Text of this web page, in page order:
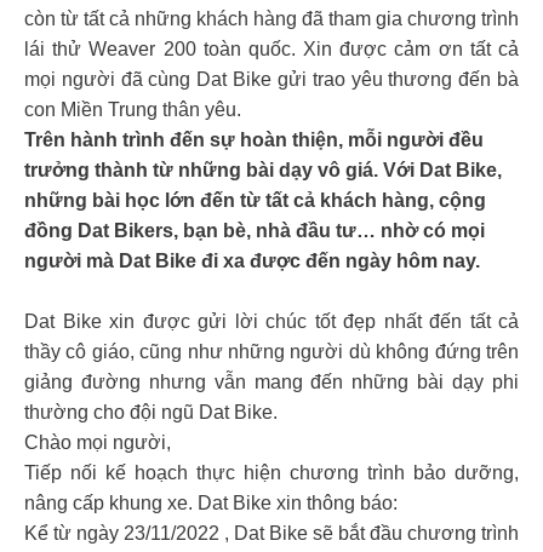
còn từ tất cả những khách hàng đã tham gia chương trình
lái thử Weaver 200 toàn quốc. Xin được cảm ơn tất cả
mọi người đã cùng Dat Bike gửi trao yêu thương đến bà
con Miền Trung thân yêu.
Trên hành trình đến sự hoàn thiện, mỗi người đều
trưởng thành từ những bài dạy vô giá. Với Dat Bike,
những bài học lớn đến từ tất cả khách hàng, cộng
đồng Dat Bikers, bạn bè, nhà đầu tư… nhờ có mọi
người mà Dat Bike đi xa được đến ngày hôm nay.
Dat Bike xin được gửi lời chúc tốt đẹp nhất đến tất cả
thầy cô giáo, cũng như những người dù không đứng trên
giảng đường nhưng vẫn mang đến những bài dạy phi
thường cho đội ngũ Dat Bike.
Chào mọi người,
Tiếp nối kế hoạch thực hiện chương trình bảo dưỡng,
nâng cấp khung xe. Dat Bike xin thông báo:
Kể từ ngày 23/11/2022 , Dat Bike sẽ bắt đầu chương trình